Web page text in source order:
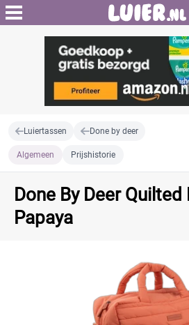
Luiertassen Done by deer
Algemeen Prijshistorie
Done By Deer
Papaya